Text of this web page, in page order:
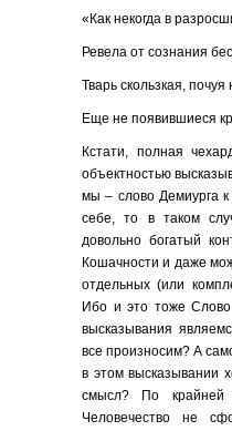
«Как некогда в
Ревела от сознания
Тварь скользкая, почуя
Еще не появившиеся
Кстати, полная
объектностью
мы – слово Демиурга
себе, то в таком
довольно богатый
Кошачности и даже
отдельных (или
Ибо и это тоже
высказывания
все произносим? А
в этом высказывании
смысл? По
Человечество не